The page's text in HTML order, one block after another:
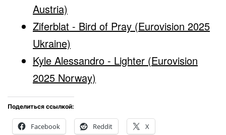
Austria)
Ziferblat - Bird of Pray (Eurovision 2025
Ukraine)
Kyle Alessandro - Lighter (Eurovision
2025 Norway)
Поделиться ссылкой:
Facebook Reddit X